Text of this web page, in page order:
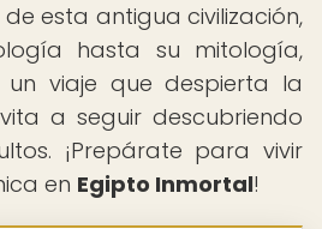
esta antigua civilización,
hasta su mitología,
viaje que despierta la
a seguir descubriendo
¡Prepárate para vivir
en Egipto Inmortal!